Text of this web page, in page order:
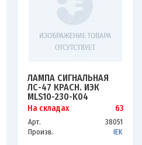
ЛАМПА СИГНАЛЬНАЯ
ЛС-47 КРАСН. ИЭК
MLS10-230-K04
На складах 63
Арт.
38051
Произв.
IEK